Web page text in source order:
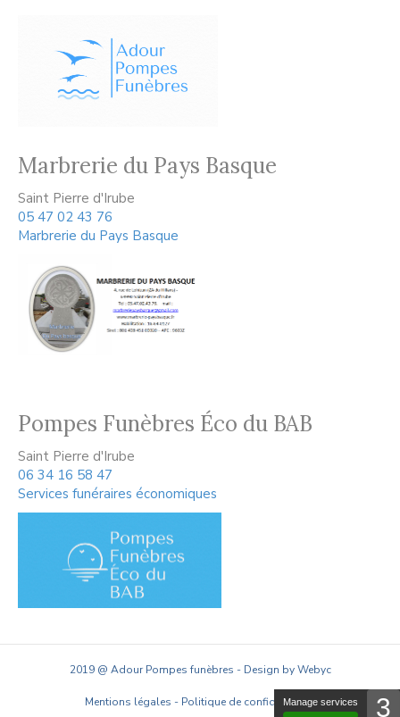
Marbrerie du Pays Basque
Saint Pierre d'Irube
05 47 02 43 76
Marbrerie du Pays Basque
Pompes Funèbres Éco du BAB
Saint Pierre d'Irube
06 34 16 58 47
Services funéraires économiques
2019 @ Adour Pompes funèbres - Design by Webyc
Mentions légales - Politique de confidentialitéManage services 3